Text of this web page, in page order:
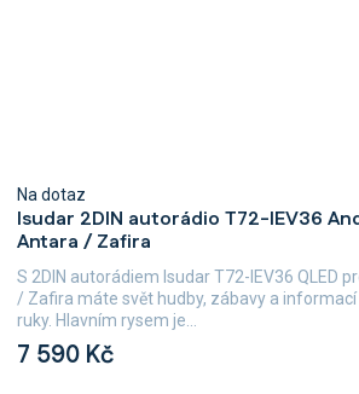
Isudar 2DIN autorádio T72-IEV36
Antara / Zafira
Na dotaz
7 590 Kč
S 2DIN autorádiem Isudar T72-IEV36 QLED
/ Zafira máte svět hudby, zábavy a
ruky. Hlavním rysem je...